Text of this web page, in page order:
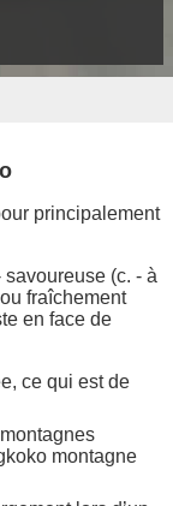
principalement
(c. - à
fraîchement
en face de
ce qui est de
montagne